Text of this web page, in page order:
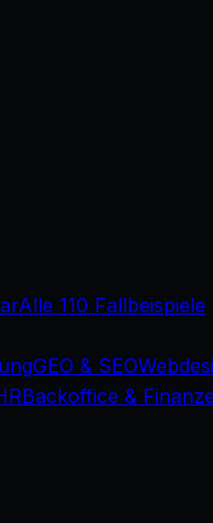
Alle 110 Fallbeispiele
GEO & SEO
Backoffice &